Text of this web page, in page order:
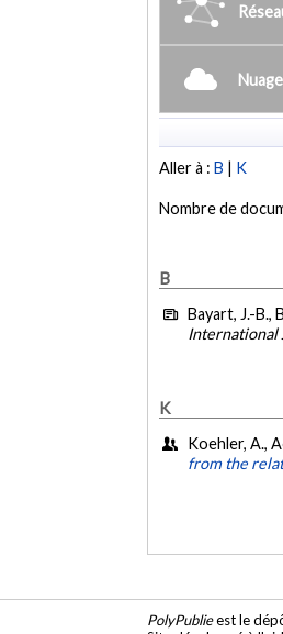
Aller à :B | K
Nombre de
B
Bayart, J.-B.,
International
K
Koehler, A.,
from the
PolyPublieest le